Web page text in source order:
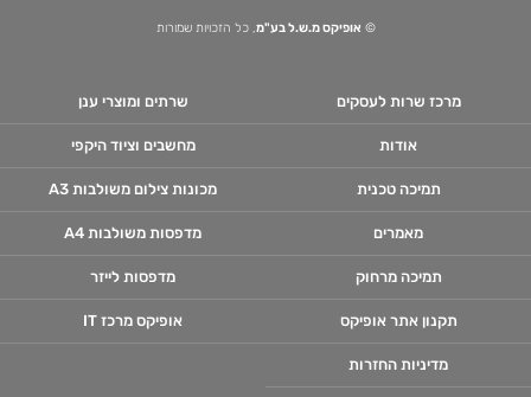
© אופיקס מ.ש.ל בע"מ, כל הזכויות שמורות
מרכז שרות לעסקים
אודות
תמיכה טכנית
מאמרים
תמיכה מרחוק
תקנון אתר אופיקס
מדיניות החזרות
שרתים ומוצרי ענן
מחשבים וציוד היקפי
מכונות צילום משולבות A3
מדפסות משולבות A4
מדפסות לייזר
אופיקס מרכז IT